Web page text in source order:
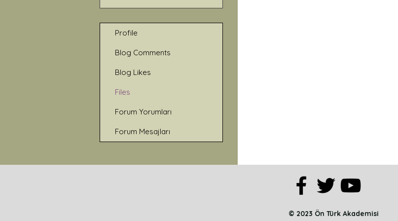
Profile
Blog Comments
Blog Likes
Files
Forum Yorumları
Forum Mesajları
© 2023 Ön Türk Akademisi